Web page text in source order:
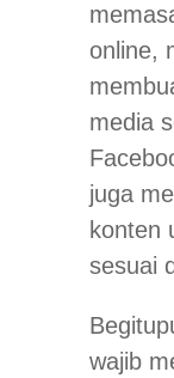
online,
media
juga
konten
sesuai
wajib